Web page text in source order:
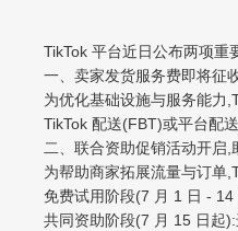
TikTok 平台近日公布两项重
一、卖家发货服务费即将征
为优化基础设施与服务能力
TikTok 配送(FBT)或平台配
二、联合资助促销活动开启,
为帮助商家拓展流量与订单
免费试用阶段(7 月 1 日 -
共同资助阶段(7 月 15 日起